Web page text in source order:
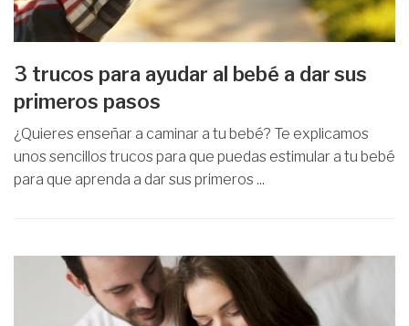
3 trucos para ayudar al bebé a dar sus
primeros pasos
¿Quieres enseñar a caminar a tu bebé? Te explicamos
unos sencillos trucos para que puedas estimular a tu bebé
para que aprenda a dar sus primeros ...